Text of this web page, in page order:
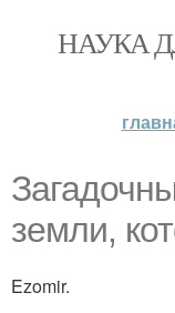
НАУКА
земли,
Ezomir.